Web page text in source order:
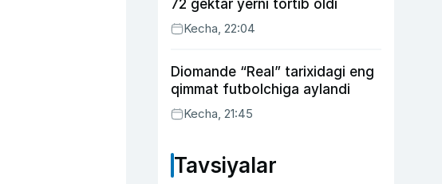
72 gektar yerni tortib oldi
Kecha, 22:04
Diomande “Real” tarixidagi eng
qimmat futbolchiga aylandi
Kecha, 21:45
Tavsiyalar